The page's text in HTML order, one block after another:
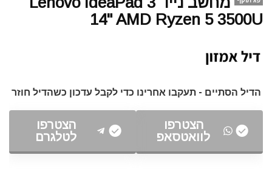
14" AMD Ryzen 5 3500U
הדיל הסתיים - תעקבו אחרינו כדי לקבל עדכון כשהדיל חוזר
הצטרפו
לוואטסאפ
הצטרפו
לטלגרם